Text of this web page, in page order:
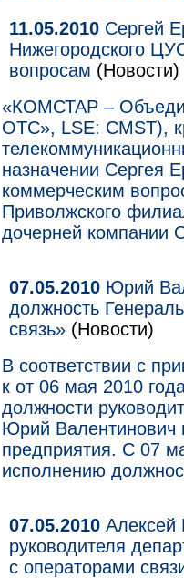
11.05.2010 Сергей
Нижегородского
вопросам (Новости)
«КОМСТАР –
ОТС», LSE: CMST),
назначении Сергея
коммерческим
Приволжского
дочерней
07.05.2010 Юрий
должность
связь» (Новости)
В соответствии с
к от 06 мая 2010
должности
Юрий Валентинович
предприятия. С 07
исполнению
07.05.2010 Алексей
руководителя
с операторами